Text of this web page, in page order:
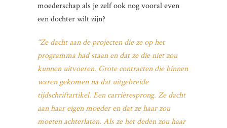
moederschap als je zelf ook nog vooral even
een dochter wilt zijn?
“Ze dacht aan de projecten die ze op het
programma had staan en dat ze die niet zou
kunnen uitvoeren. Grote contracten die binnen
waren gekomen na dat uitgebreide
tijdschriftartikel. Een carrièresprong. Ze dacht
aan haar eigen moeder en dat ze haar zou
moeten achterlaten. Als ze het deden zou haar